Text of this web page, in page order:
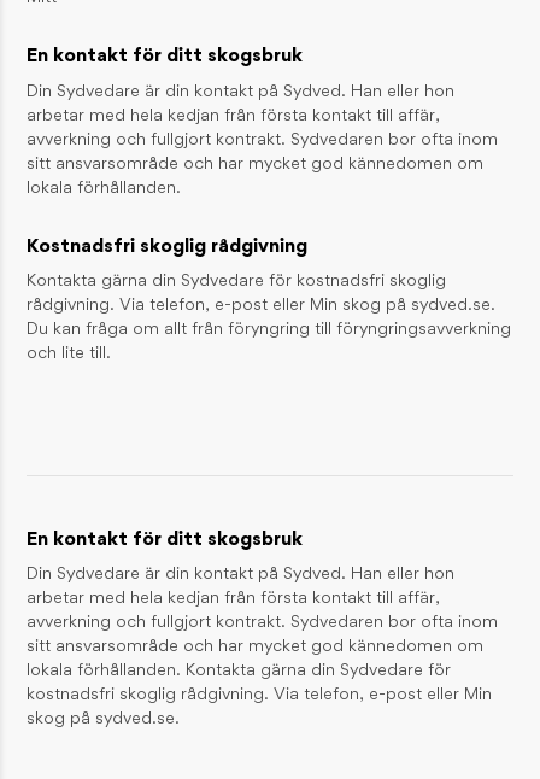
Skogsmyran – lever i solfångande stackar
INSPIRATION / DJUR OCH NATUR
Skogsharen – skogens sprinter
INSPIRATION / DJUR OCH NATUR
KONTAKT
01046-380 00
information@sydved.se
Besöksadress
Barnarpsgatan 39F, 553 33 Jönköping
Styrelsens säte
Jönköping
En kontakt för ditt skogsbruk
Din Sydvedare är din kontakt på Sydved. Han eller hon
arbetar med hela kedjan från första kontakt till affär,
avverkning och fullgjort kontrakt. Sydvedaren bor ofta inom
sitt ansvarsområde och har mycket god kännedomen om
lokala förhållanden.
Kostnadsfri skoglig rådgivning
Kontakta gärna din Sydvedare för kostnadsfri skoglig
rådgivning. Via telefon, e-post eller Min skog på sydved.se.
Du kan fråga om allt från föryngring till föryngringsavverkning
och lite till.
En kontakt för ditt skogsbruk
Din Sydvedare är din kontakt på Sydved. Han eller hon
arbetar med hela kedjan från första kontakt till affär,
avverkning och fullgjort kontrakt. Sydvedaren bor ofta inom
sitt ansvarsområde och har mycket god kännedomen om
lokala förhållanden. Kontakta gärna din Sydvedare för
kostnadsfri skoglig rådgivning. Via telefon, e-post eller Min
skog på sydved.se.